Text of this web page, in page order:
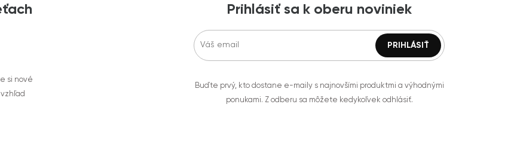
si nové
Prihlásiť sa k oberu noviniek
Buďte prvý, kto dostane e-maily s najnovšími produktmi a výhodnými
ponukami. Z odberu sa môžete kedykoľvek odhlásiť.